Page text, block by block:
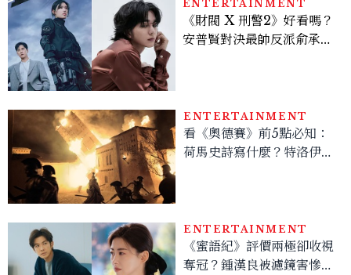
ENTERTAINMENT
《財閥 X 刑警2》好看嗎？
安普賢對決最帥反派俞承
多大？
看《奧德賽》前5點必知：
荷馬史詩寫什麼？特洛伊戰
ENTERTAINMENT
《蜜語紀》評價兩極卻收視
奪冠？鍾漢良被濾鏡害慘、
ENTERTAINMENT